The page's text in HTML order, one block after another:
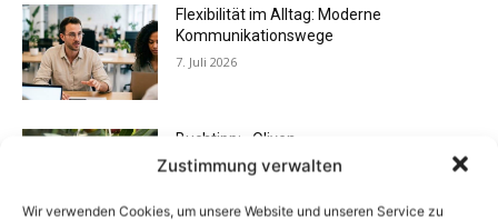
Zustimmung verwalten
Wir verwenden Cookies, um unsere Website und unseren Service zu
Flexibilität im Alltag: Moderne
Kommunikationswege
7. Juli 2026
Buchtipp: «Oliven»
13. Januar 2021